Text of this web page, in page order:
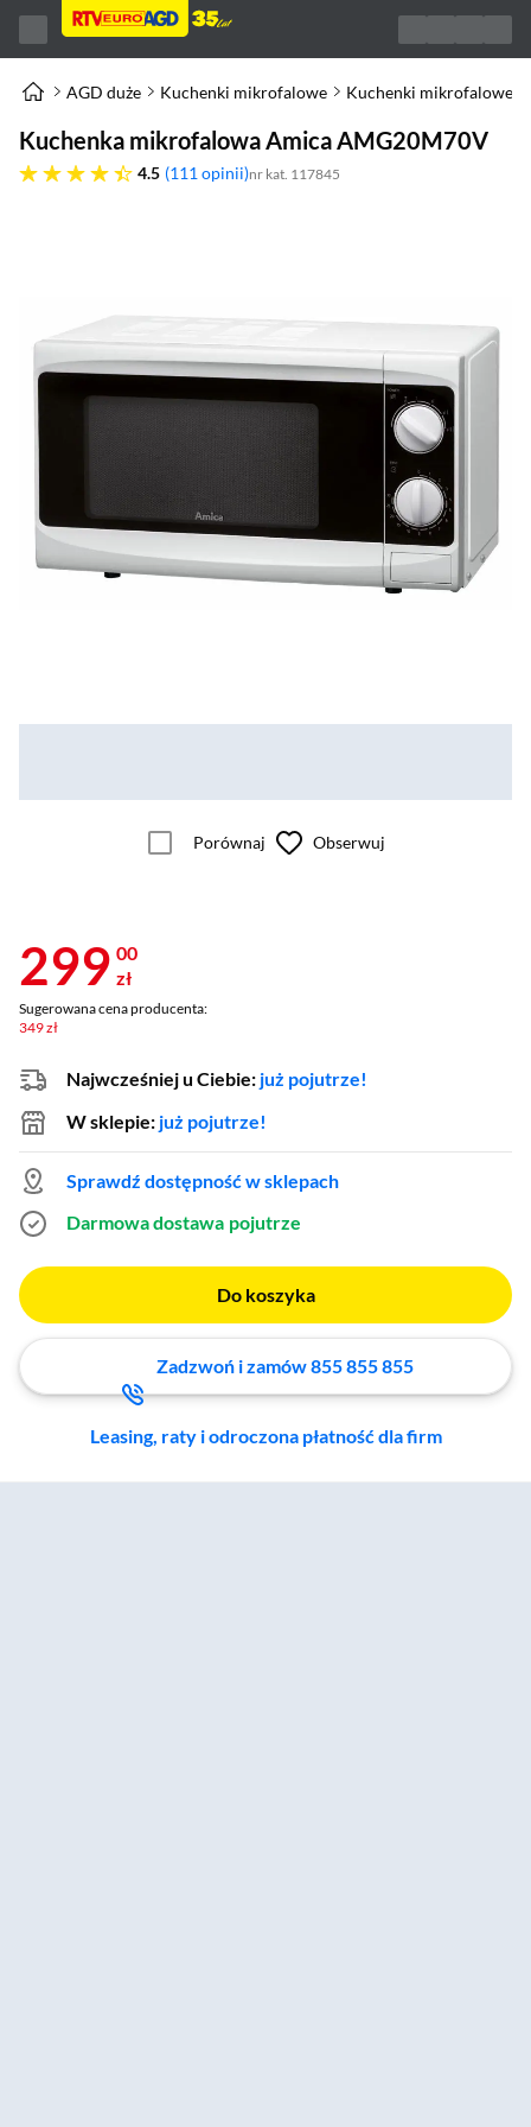
AGD duże Kuchenki mikrofalowe Kuchenki mikrofalowe
Kuchenka mikrofalowa Amica AMG20M70V
4.5
4.5 gwiazdek 111 opinii nr kat. 117845
Porównaj Obserwuj
299 00
zł
Sugerowana cena producenta:
349 zł
Najwcześniej u Ciebie: już pojutrze!
W sklepie: już pojutrze!
Sprawdź dostępność w sklepach
Darmowa dostawa pojutrze
Do koszyka
Zadzwoń i zamów 855 855 855
Leasing, raty i odroczona płatność dla firm